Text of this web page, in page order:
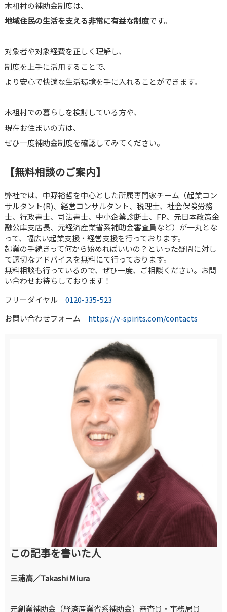
木祖村の補助金制度は、
地域住民の生活を支える非常に有益な制度です。
対象者や対象経費を正しく理解し、
制度を上手に活用することで、
より安心で快適な生活環境を手に入れることができます。
木祖村での暮らしを検討している方や、
現在お住まいの方は、
ぜひ一度補助金制度を確認してみてください。
【無料相談のご案内】
弊社では、中野裕哲を中心とした所属専門家チーム（起業コン
サルタント(R)、経営コンサルタント、税理士、社会保険労務
士、行政書士、司法書士、中小企業診断士、FP、元日本政策金
融公庫支店長、元経済産業省系補助金審査員など）が一丸とな
って、幅広い起業支援・経営支援を行っております。
起業の手続きって何から始めればいいの？といった疑問に対し
て適切なアドバイスを無料にて行っております。
無料相談も行っているので、ぜひ一度、ご相談ください。お問
い合わせお待ちしております！
フリーダイヤル 0120-335-523
お問い合わせフォーム https://v-spirits.com/contacts
この記事を書いた人
三浦高／Takashi Miura
元創業補助金（経済産業省系補助金）審査員・事務局員